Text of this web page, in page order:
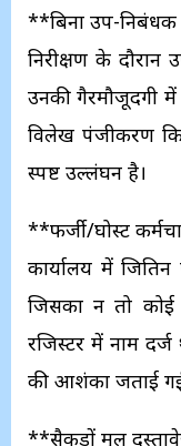
**बिना उप-निबंधक
निरीक्षण के
उनकी गैरमौजूदगी
विलेख पंजीकरण
स्पष्ट उल्लंघन है।
**फर्जी/घोस्ट
कार्यालय में जितिन
जिसका न तो कोई
रजिस्टर में नाम दर्ज
की आशंका जताई
**सैकड़ों मूल